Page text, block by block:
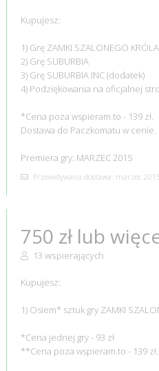
Kupujesz:
1) Grę ZAMKI SZALONEGO
2) Grę SUBURBIA
3) Grę SUBURBIA INC (dodatek)
4) Podziękowania na oficjalnej
*Cena poza wspieram.to - 139 zł.
Dostawa do Paczkomatu w cenie.
Premiera gry: MARZEC 2015
Przewidywana dostawa: marzec
750 zł lub
13 wspierających
Kupujesz:
1) Osiem* sztuk gry ZAMKI
*Cena jednej gry - 93 zł
**Cena poza wspieram.to - 139 zł.